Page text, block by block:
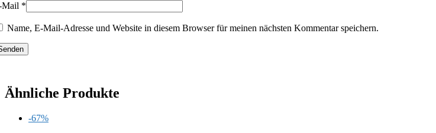
Mail *
Name, E-Mail-Adresse und Website in diesem Browser für meinen nächsten Kommentar speichern.
Ähnliche Produkte
-67%